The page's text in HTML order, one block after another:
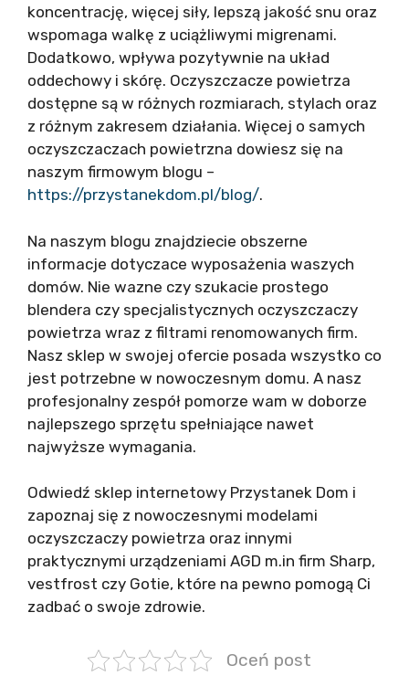
koncentrację, więcej siły, lepszą jakość snu oraz
wspomaga walkę z uciążliwymi migrenami.
Dodatkowo, wpływa pozytywnie na układ
oddechowy i skórę. Oczyszczacze powietrza
dostępne są w różnych rozmiarach, stylach oraz
z różnym zakresem działania. Więcej o samych
oczyszczaczach powietrzna dowiesz się na
naszym firmowym blogu –
https://przystanekdom.pl/blog/.
Na naszym blogu znajdziecie obszerne
informacje dotyczace wyposażenia waszych
domów. Nie wazne czy szukacie prostego
blendera czy specjalistycznych oczyszczaczy
powietrza wraz z filtrami renomowanych firm.
Nasz sklep w swojej ofercie posada wszystko co
jest potrzebne w nowoczesnym domu. A nasz
profesjonalny zespół pomorze wam w doborze
najlepszego sprzętu spełniające nawet
najwyższe wymagania.
Odwiedź sklep internetowy Przystanek Dom i
zapoznaj się z nowoczesnymi modelami
oczyszczaczy powietrza oraz innymi
praktycznymi urządzeniami AGD m.in firm Sharp,
vestfrost czy Gotie, które na pewno pomogą Ci
zadbać o swoje zdrowie.
Oceń post